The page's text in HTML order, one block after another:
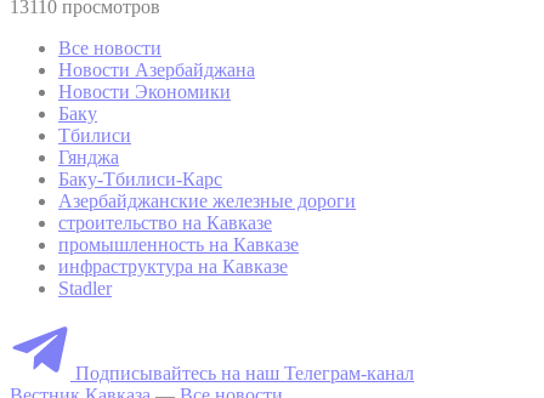
13110 просмотров
Все новости
Новости Азербайджана
Новости Экономики
Баку
Тбилиси
Гянджа
Баку-Тбилиси-Карс
Азербайджанские железные дороги
строительство на Кавказе
промышленность на Кавказе
инфраструктура на Кавказе
Stadler
Подписывайтесь на наш Телеграм-канал